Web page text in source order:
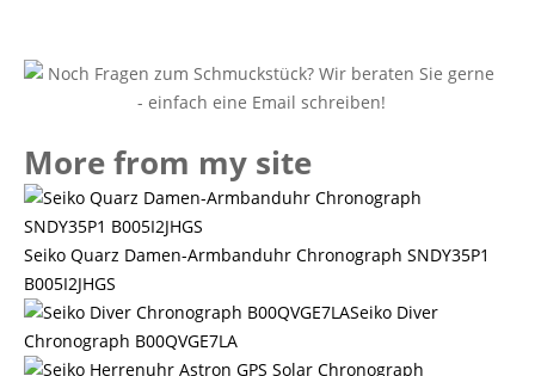
More from my site
Seiko Quarz Damen-Armbanduhr Chronograph SNDY35P1
B005I2JHGS
Seiko Diver
Chronograph B00QVGE7LA